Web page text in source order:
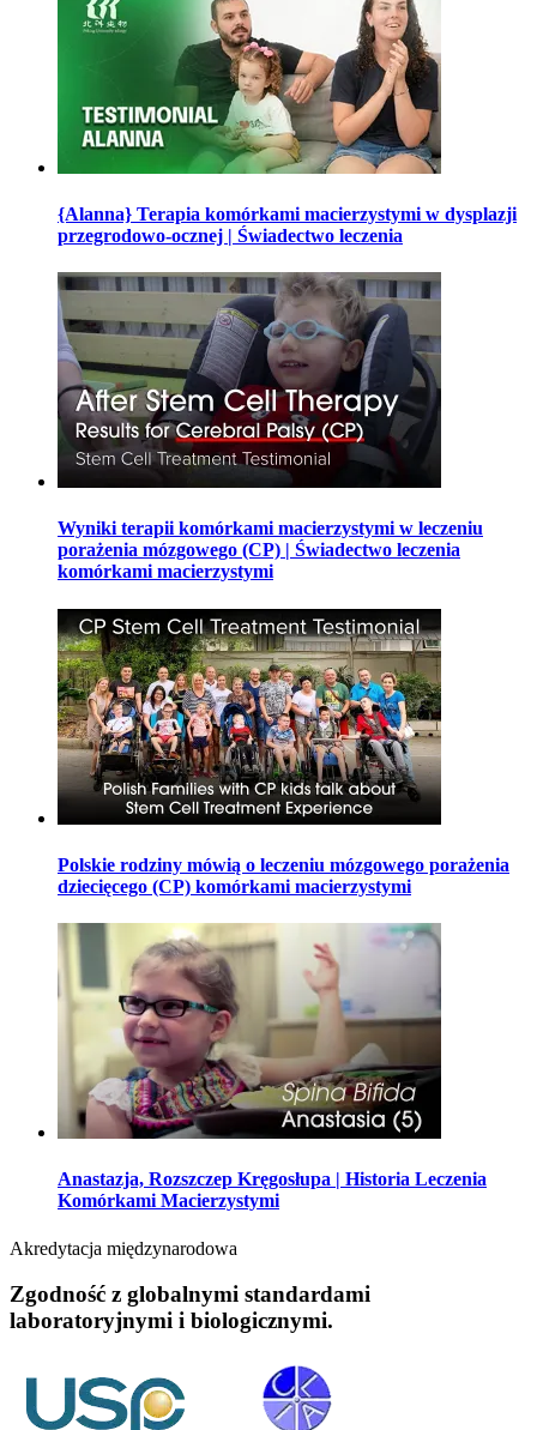
{Alanna} Terapia komórkami macierzystymi w dysplazji
przegrodowo-ocznej | Świadectwo leczenia
Wyniki terapii komórkami macierzystymi w leczeniu
porażenia mózgowego (CP) | Świadectwo leczenia
komórkami macierzystymi
Polskie rodziny mówią o leczeniu mózgowego porażenia
dziecięcego (CP) komórkami macierzystymi
Anastazja, Rozszczep Kręgosłupa | Historia Leczenia
Komórkami Macierzystymi
Akredytacja międzynarodowa
Zgodność z globalnymi standardami
laboratoryjnymi i biologicznymi.